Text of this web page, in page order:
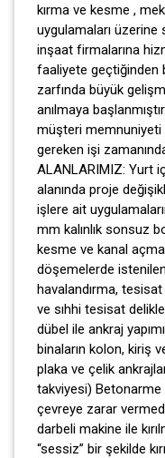
kırma ve kesme ,
uygulamaları
inşaat firmalarına
faaliyete geçtiğinden
zarfında büyük
anılmaya
müşteri memnuniyeti
gereken işi
ALANLARIMIZ: Yurt
alanında proje
işlere ait
mm kalınlık sonsuz
kesme ve kanal
döşemelerde
havalandırma, tesisat
ve sıhhi tesisat
dübel ile ankraj
binaların kolon, kiriş
plaka ve çelik
takviyesi) Betonarme
çevreye zarar
darbeli makine ile
“sessiz” bir şekilde